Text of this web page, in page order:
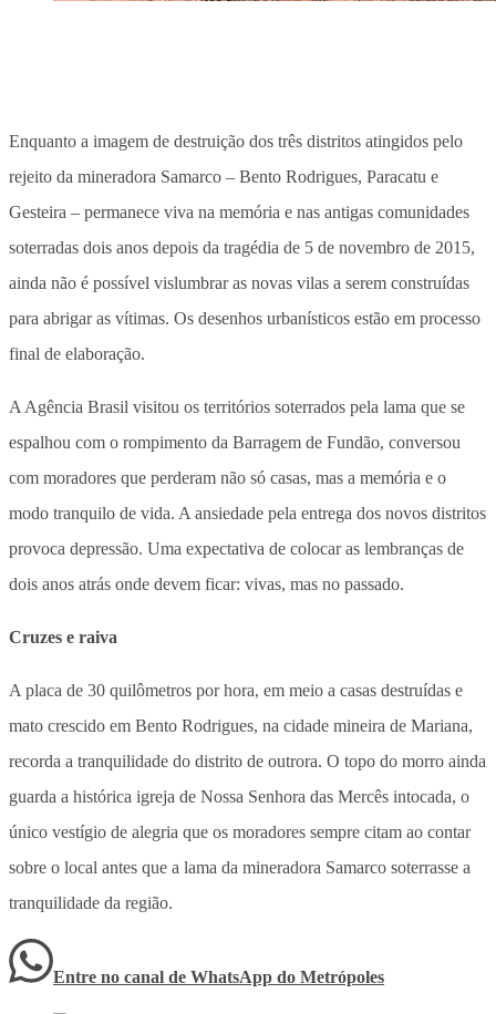
Enquanto a imagem de destruição dos três distritos atingidos pelo
rejeito da mineradora Samarco – Bento Rodrigues, Paracatu e
Gesteira – permanece viva na memória e nas antigas comunidades
soterradas dois anos depois da tragédia de 5 de novembro de 2015,
ainda não é possível vislumbrar as novas vilas a serem construídas
para abrigar as vítimas. Os desenhos urbanísticos estão em processo
final de elaboração.
A Agência Brasil visitou os territórios soterrados pela lama que se
espalhou com o rompimento da Barragem de Fundão, conversou
com moradores que perderam não só casas, mas a memória e o
modo tranquilo de vida. A ansiedade pela entrega dos novos distritos
provoca depressão. Uma expectativa de colocar as lembranças de
dois anos atrás onde devem ficar: vivas, mas no passado.
Cruzes e raiva
A placa de 30 quilômetros por hora, em meio a casas destruídas e
mato crescido em Bento Rodrigues, na cidade mineira de Mariana,
recorda a tranquilidade do distrito de outrora. O topo do morro ainda
guarda a histórica igreja de Nossa Senhora das Mercês intocada, o
único vestígio de alegria que os moradores sempre citam ao contar
sobre o local antes que a lama da mineradora Samarco soterrasse a
tranquilidade da região.
Entre no canal de WhatsApp do Metrópoles